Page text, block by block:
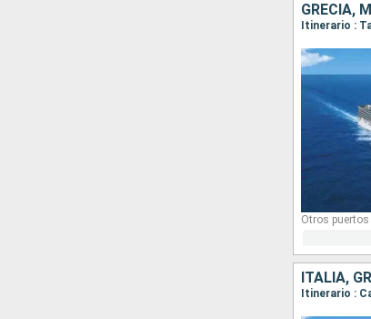
GRECIA,
Itinerario :
Otros puertos
ITALIA,
Itinerario :